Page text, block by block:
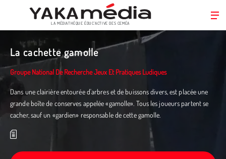
contenu
principal
LA MÉDIATHÈQUE ÉDUC’ACTIVE DES CEMÉA
La cachette gamolle
Groupe National De Recherche Jeux Et Pratiques Ludiques
Dans une clairière entourée d'arbres et de buissons divers, est placée une
grande boîte de conserves appelée «gamolle». Tous les joueurs partent se
cacher, sauf un «gardien» responsable de cette gamolle.